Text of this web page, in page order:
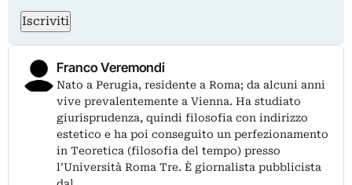
Iscriviti
Franco Veremondi
Nato a Perugia, residente a Roma; da alcuni anni
vive prevalentemente a Vienna. Ha studiato
giurisprudenza, quindi filosofia con indirizzo
estetico e ha poi conseguito un perfezionamento
in Teoretica (filosofia del tempo) presso
l’Università Roma Tre. È giornalista pubblicista